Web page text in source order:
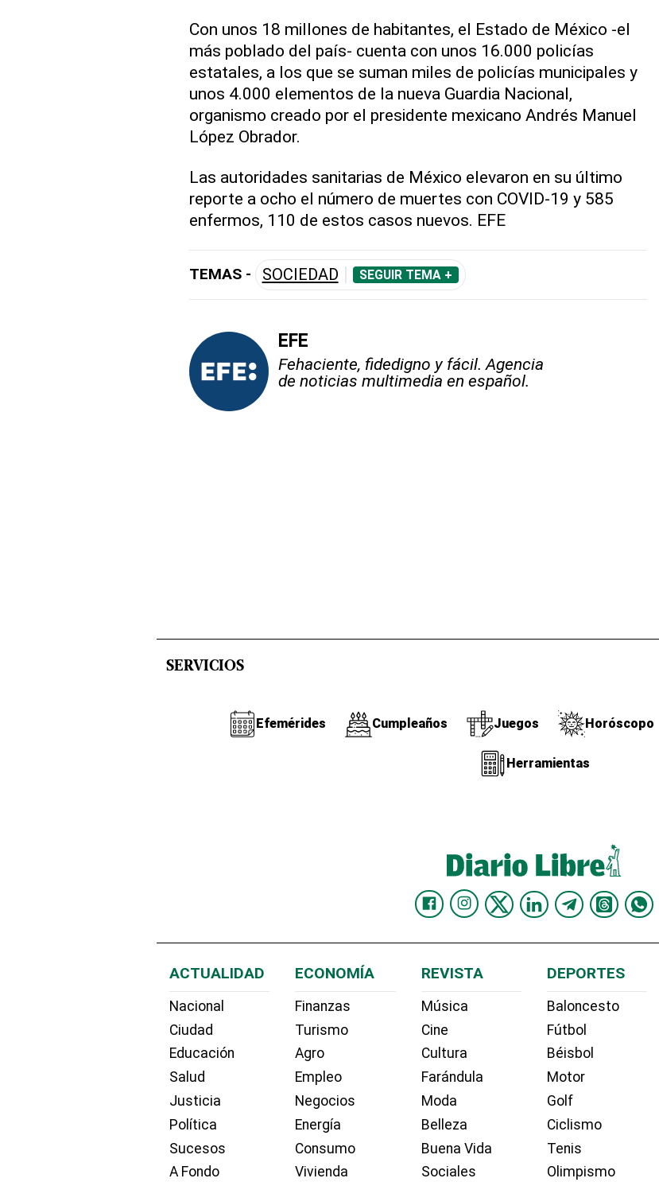
Con unos 18 millones de habitantes, el Estado de México -el
más poblado del país- cuenta con unos 16.000 policías
estatales, a los que se suman miles de policías municipales y
unos 4.000 elementos de la nueva Guardia Nacional,
organismo creado por el presidente mexicano Andrés Manuel
López Obrador.
Las autoridades sanitarias de México elevaron en su último
reporte a ocho el número de muertes con COVID-19 y 585
enfermos, 110 de estos casos nuevos. EFE
TEMAS - SOCIEDAD SEGUIR TEMA +
EFE
Fehaciente, fidedigno y fácil. Agencia
de noticias multimedia en español.
SERVICIOS
Efemérides Cumpleaños Juegos Horóscopo
Herramientas
ACTUALIDAD
Nacional
Ciudad
Educación
Salud
Justicia
Política
Sucesos
A Fondo
ECONOMÍA
Finanzas
Turismo
Agro
Empleo
Negocios
Energía
Consumo
Vivienda
REVISTA
Música
Cine
Cultura
Farándula
Moda
Belleza
Buena Vida
Sociales
DEPORTES
Baloncesto
Fútbol
Béisbol
Motor
Golf
Ciclismo
Tenis
Olimpismo